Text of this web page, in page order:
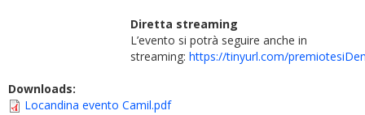
Diretta streaming
L’evento si potrà seguire anche in
streaming: https://tinyurl.com/
Downloads:
Locandina evento Camil.pdf